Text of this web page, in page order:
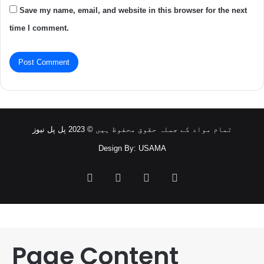
Save my name, email, and website in this browser for the next
time I comment.
تمام مواد کے جملہ حقوق محفوظ ہیں © 2023 پل پل نیوز
Design By: USAMA
FacebookTwitter YouTube
Page Content